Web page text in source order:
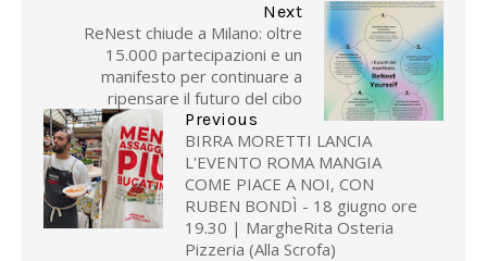
Next
ReNest chiude a Milano: oltre
15.000 partecipazioni e un
manifesto per continuare a
ripensare il futuro del cibo
Previous
BIRRA MORETTI LANCIA
L'EVENTO ROMA MANGIA
COME PIACE A NOI, CON
RUBEN BONDÌ - 18 giugno ore
19.30 | MargheRita Osteria
Pizzeria (Alla Scrofa)